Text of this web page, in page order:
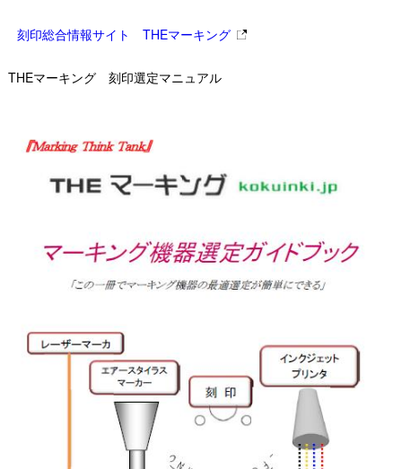
刻印総合情報サイト THEマーキング
THEマーキング 刻印選定マニュアル